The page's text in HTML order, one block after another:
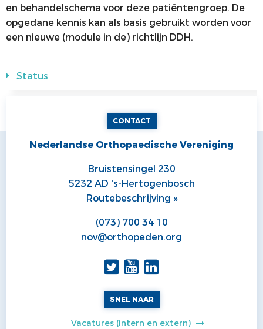
en behandelschema voor deze patiëntengroep. De
opgedane kennis kan als basis gebruikt worden voor
een nieuwe (module in de) richtlijn DDH.
Status
CONTACT
Nederlandse Orthopaedische Vereniging
Bruistensingel 230
5232 AD 's-Hertogenbosch
Routebeschrijving »
(073) 700 34 10
nov@orthopeden.org
SNEL NAAR
Vacatures (intern en extern)